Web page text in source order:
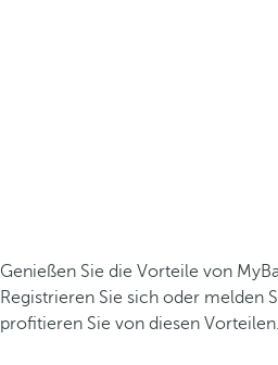
Genießen Sie die Vorteile von
Registrieren Sie sich oder melden
profitieren Sie von diesen Vorteilen.